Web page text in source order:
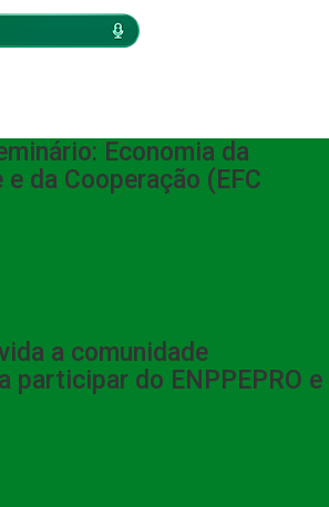
Economia da
da Cooperação (EFC
a comunidade
participar do ENPPEPRO e